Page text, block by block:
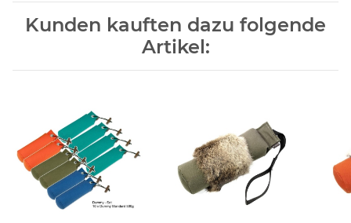
Kunden kauften dazu folgende
Artikel: